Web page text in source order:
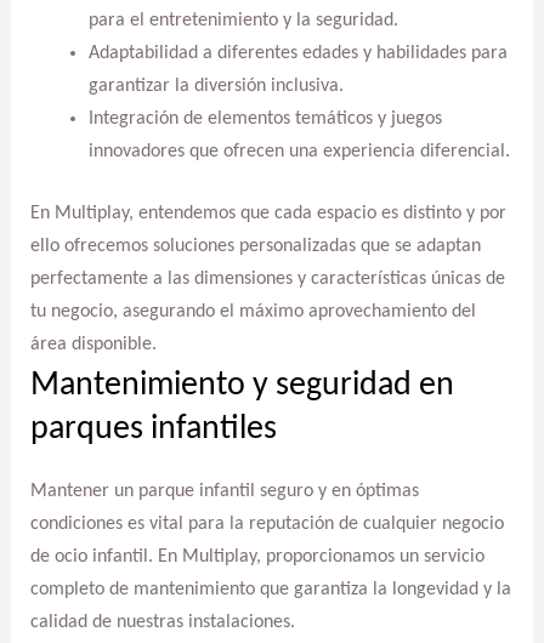
para el entretenimiento y la seguridad.
Adaptabilidad a diferentes edades y habilidades para
garantizar la diversión inclusiva.
Integración de elementos temáticos y juegos
innovadores que ofrecen una experiencia diferencial.
En Multiplay, entendemos que cada espacio es distinto y por
ello ofrecemos soluciones personalizadas que se adaptan
perfectamente a las dimensiones y características únicas de
tu negocio, asegurando el máximo aprovechamiento del
área disponible.
Mantenimiento y seguridad en
parques infantiles
Mantener un parque infantil seguro y en óptimas
condiciones es vital para la reputación de cualquier negocio
de ocio infantil. En Multiplay, proporcionamos un servicio
completo de mantenimiento que garantiza la longevidad y la
calidad de nuestras instalaciones.